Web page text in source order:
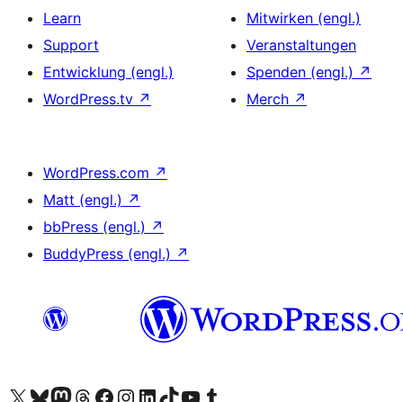
Learn
Support
Entwicklung (engl.)
WordPress.tv ↗
Mitwirken (engl.)
Veranstaltungen
Spenden (engl.) ↗
Merch ↗
WordPress.com ↗
Matt (engl.) ↗
bbPress (engl.) ↗
BuddyPress (engl.) ↗
Unser X-Konto (früher Twitter) besuchen
Unser Bluesky-Konto besuchen
Unser Mastodon-Konto besuchen
Unser Threads-Konto besuchen
Unsere Facebook-Seite besuchen
Unser Instagram-Konto besuchen
Unser LinkedIn-Konto besuchen
Unser TikTok-Konto besuchen
Unseren YouTube-Kanal besuchen
Unser Tumblr-Konto besuchen